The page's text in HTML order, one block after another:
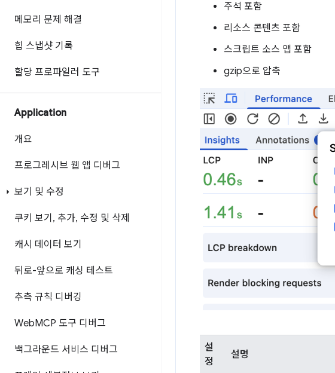
메모리 문제 해결
힙 스냅샷 기록
할당 프로파일러 도구
Application
개요
프로그레시브 웹 앱 디버그
보기 및 수정
쿠키 보기 , 추가, 수정 및 삭제
캐시 데이터 보기
뒤로-앞으로 캐싱 테스트
추측 규칙 디버깅
WebMCP 도구 디버그
백그라운드 서비스 디버그
주석 포함
리소스 콘텐츠 포함
스크립트 소스 맵 포함
gzip으로 압축
설
정
설명